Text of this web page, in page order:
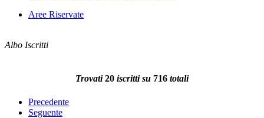
Aree Riservate
Albo Iscritti
Trovati 20 iscritti su 716 totali
Precedente
Seguente